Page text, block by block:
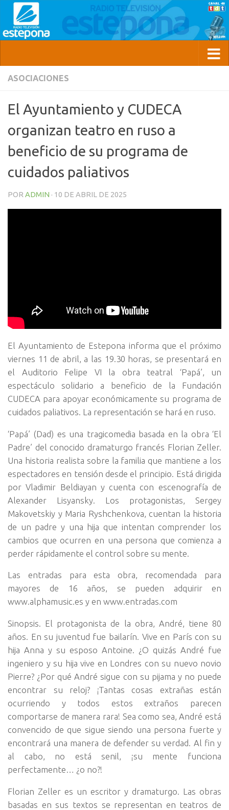
ASOCIACIONES
El Ayuntamiento y CUDECA
organizan teatro en ruso a
beneficio de su programa de
cuidados paliativos
POR ADMIN · 10 DE ABRIL DE 2025
El Ayuntamiento de Estepona informa que el próximo
viernes 11 de abril, a las 19.30 horas, se presentará en
el Auditorio Felipe VI la obra teatral ‘Papá’, un
espectáculo solidario a beneficio de la Fundación
CUDECA para apoyar económicamente su programa de
cuidados paliativos. La representación se hará en ruso.
‘Papá’ (Dad) es una tragicomedia basada en la obra ‘El
Padre’ del conocido dramaturgo francés Florian Zeller.
Una historia realista sobre la familia que mantiene a los
espectadores en tensión desde el principio. Está dirigida
por Vladimir Beldiayan y cuenta con escenografía de
Alexander Lisyansky. Los protagonistas, Sergey
Makovetskiy y Maria Ryshchenkova, cuentan la historia
de un padre y una hija que intentan comprender los
cambios que ocurren en una persona que comienza a
perder rápidamente el control sobre su mente.
Las entradas para esta obra, recomendada para
mayores de 16 años, se pueden adquirir en
www.alphamusic.es y en www.entradas.com
Sinopsis. El protagonista de la obra, André, tiene 80
años. En su juventud fue bailarín. Vive en París con su
hija Anna y su esposo Antoine. ¿O quizás André fue
ingeniero y su hija vive en Londres con su nuevo novio
Pierre? ¿Por qué André sigue con su pijama y no puede
encontrar su reloj? ¡Tantas cosas extrañas están
ocurriendo y todos estos extraños parecen
comportarse de manera rara! Sea como sea, André está
convencido de que sigue siendo una persona fuerte y
encontrará una manera de defender su verdad. Al fin y
al cabo, no está senil, ¡su mente funciona
perfectamente… ¿o no?!
Florian Zeller es un escritor y dramaturgo. Las obras
basadas en sus textos se representan en teatros de